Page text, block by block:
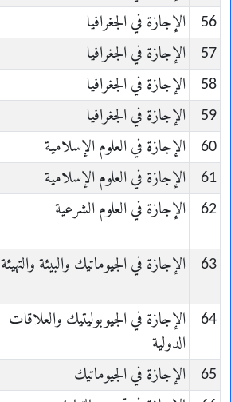
56
الإجازة في الجغرافيا
57
الإجازة في الجغرافيا
58
الإجازة في الجغرافيا
59
الإجازة في الجغرافيا
60
الإجازة في العلوم الإسلامية
61
الإجازة في العلوم الإسلامية
62
الإجازة في العلوم الشرعية
63 الإجازة في الجيوماتيك والبيئة والتهيئة
64
الإجازة في الجيوبوليتيك والعلاقات
الدولية
65
الإجازة في الجيوماتيك